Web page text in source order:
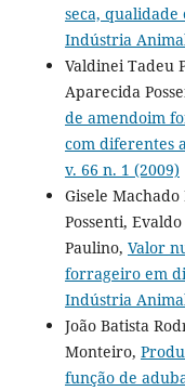
seca,
Indústria
Valdinei Tadeu
Aparecida
de amendoim
com diferentes
v. 66 n. 1 (2009)
Gisele
Possenti,
Paulino, Valor
forrageiro em
Indústria
João Batista
Monteiro,
função de